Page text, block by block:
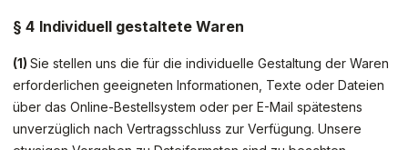
§ 4 Individuell gestaltete Waren
(1) Sie stellen uns die für die individuelle Gestaltung der Waren
erforderlichen geeigneten Informationen, Texte oder Dateien
über das Online-Bestellsystem oder per E-Mail spätestens
unverzüglich nach Vertragsschluss zur Verfügung. Unsere